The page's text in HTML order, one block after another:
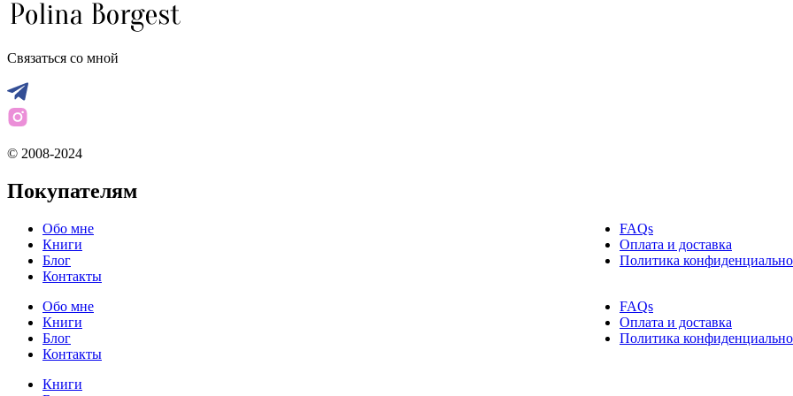
Связаться со мной
© 2008-2024
Покупателям
Обо мне
Книги
Блог
Контакты
FAQs
Оплата и доставка
Политика
Обо мне
Книги
Блог
Контакты
FAQs
Оплата и доставка
Политика
Книги